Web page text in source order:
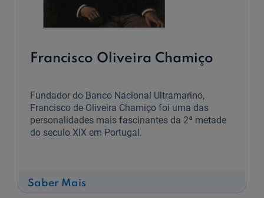
Francisco Oliveira Chamiço
Fundador do Banco Nacional Ultramarino,
Francisco de Oliveira Chamiço foi uma das
personalidades mais fascinantes da 2ª metade
do seculo XIX em Portugal.
Saber Mais
Francisco